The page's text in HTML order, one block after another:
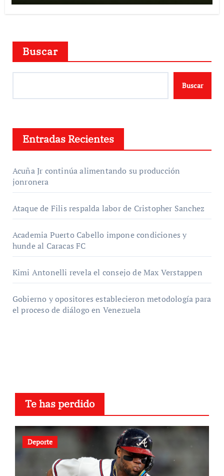
Buscar
Buscar
Entradas Recientes
Acuña Jr continúa alimentando su producción
jonronera
Ataque de Filis respalda labor de Cristopher Sanchez
Academia Puerto Cabello impone condiciones y
hunde al Caracas FC
Kimi Antonelli revela el consejo de Max Verstappen
Gobierno y opositores establecieron metodología para
el proceso de diálogo en Venezuela
Te has perdido
Deporte